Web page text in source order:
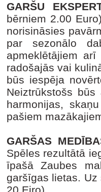
GARŠU
bērniem 2.00
norisināsies
par sezonālo
apmeklētājiem
radošajās vai
būs iespēja
Neiztrūkstošs
harmonijas,
pašiem
GARŠAS
Spēles rezultātā
īpašā Zaubes
garšīgas lietas.